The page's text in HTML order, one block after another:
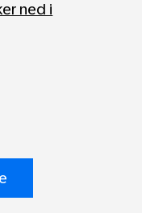
ned i